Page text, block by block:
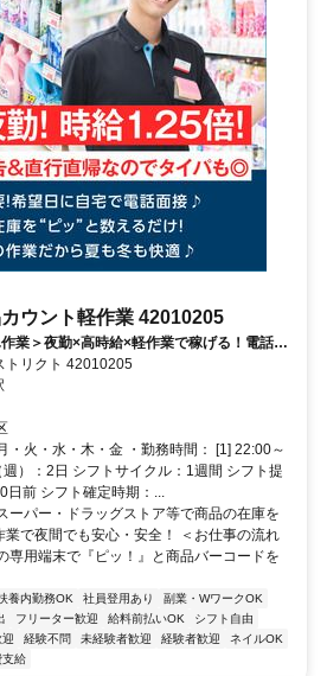
ウント軽作業 42010205
業＞夜勤×高時給×軽作業で稼げる！電話面
リクト 42010205
・火・水・木・金 ・勤務時間： [1] 22:00～
）：2日 シフトサイクル：1週間 シフト提
日前 シフト確定時期：...
ーパー・ドラッグストア等で商品の在庫を
で夜間でも安心・安全！ ＜お仕事の流れ
専用端末で『ピッ！』と商品バーコードを
養内勤務OK 社員登用あり
副業・WワークOK
フリーター歓迎 給料前払いOK
シフト自由
経験不問 未経験者歓迎 経験者歓迎
ネイルOK
支給